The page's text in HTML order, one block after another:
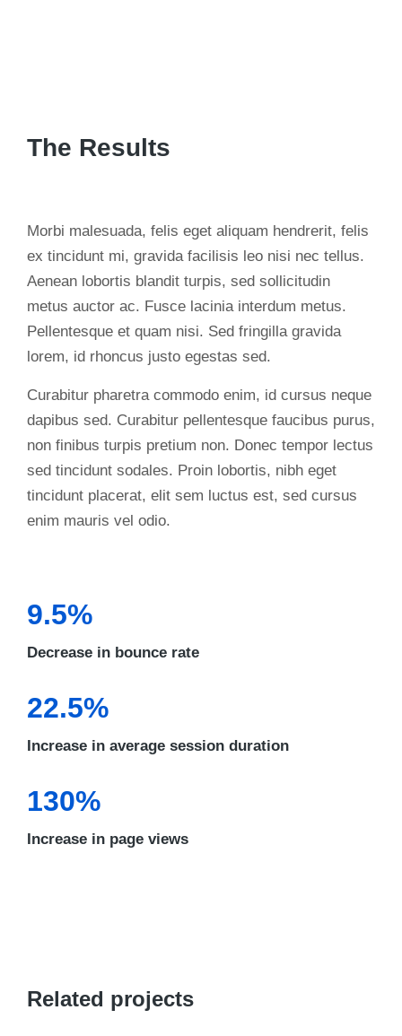
The Results
Morbi malesuada, felis eget aliquam hendrerit, felis
ex tincidunt mi, gravida facilisis leo nisi nec tellus.
Aenean lobortis blandit turpis, sed sollicitudin
metus auctor ac. Fusce lacinia interdum metus.
Pellentesque et quam nisi. Sed fringilla gravida
lorem, id rhoncus justo egestas sed.
Curabitur pharetra commodo enim, id cursus neque
dapibus sed. Curabitur pellentesque faucibus purus,
non finibus turpis pretium non. Donec tempor lectus
sed tincidunt sodales. Proin lobortis, nibh eget
tincidunt placerat, elit sem luctus est, sed cursus
enim mauris vel odio.
9.5%
Decrease in bounce rate
22.5%
Increase in average session duration
130%
Increase in page views
Related projects